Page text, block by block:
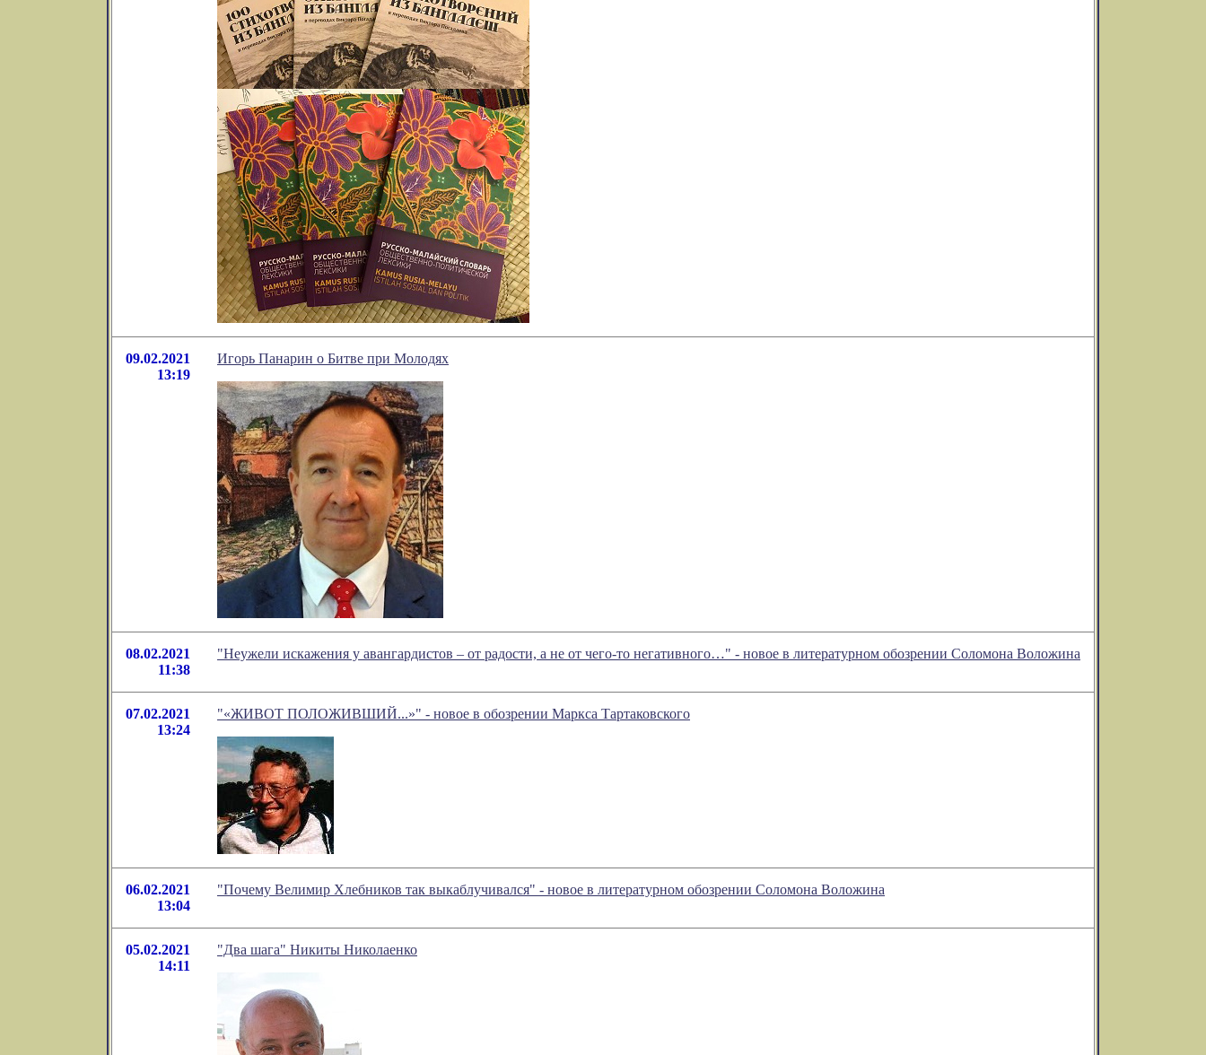
09.02.2021
13:19
Игорь Панарин о Битве при Молодях
08.02.2021
11:38
"Неужели искажения у авангардистов – от радости, а не от чего-то негативного…" - новое в литературном обозрении Соломона Воложина
07.02.2021
13:24
"«ЖИВОТ ПОЛОЖИВШИЙ...»" - новое в обозрении Маркса Тартаковского
06.02.2021
13:04
"Почему Велимир Хлебников так выкаблучивался" - новое в литературном обозрении Соломона Воложина
05.02.2021
14:11
"Два шага" Никиты Николаенко